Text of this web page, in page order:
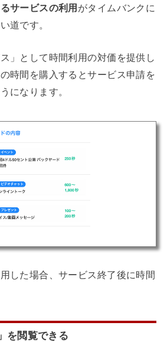
サービスの利用 がタイムバンクに
道です。
」として時間利用の対価を提供し
時間を購入するとサービス申請を
になります。
した場合、サービス終了後に時間
を閲覧できる